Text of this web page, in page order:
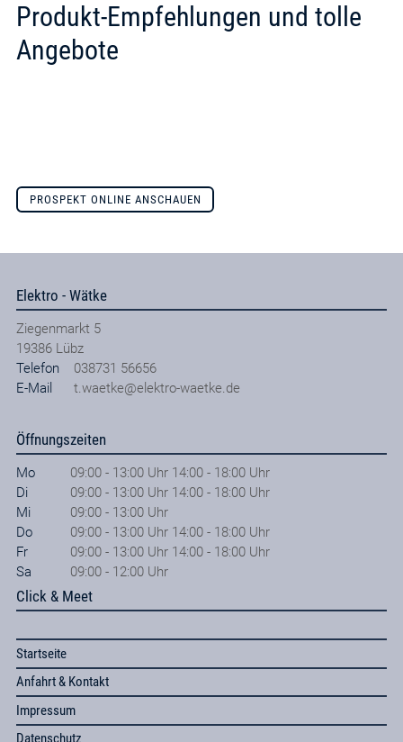
Produkt-Empfehlungen und tolle
Angebote
PROSPEKT ONLINE ANSCHAUEN
Elektro - Wätke
Ziegenmarkt 5
19386 Lübz
Telefon
038731 56656
E-Mail
t.waetke@elektro-waetke.de
Öffnungszeiten
Mo
09:00 - 13:00 Uhr 14:00 - 18:00 Uhr
Di
09:00 - 13:00 Uhr 14:00 - 18:00 Uhr
Mi
09:00 - 13:00 Uhr
Do
09:00 - 13:00 Uhr 14:00 - 18:00 Uhr
Fr
09:00 - 13:00 Uhr 14:00 - 18:00 Uhr
Sa
09:00 - 12:00 Uhr
Click & Meet
Startseite
Anfahrt & Kontakt
Impressum
Datenschutz